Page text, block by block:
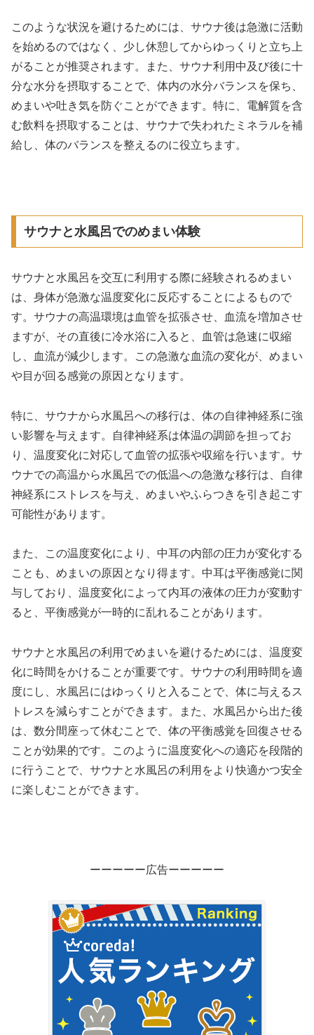
このような状況を避けるためには、サウナ後は急激に活動
を始めるのではなく、少し休憩してからゆっくりと立ち上
がることが推奨されます。また、サウナ利用中及び後に十
分な水分を摂取することで、体内の水分バランスを保ち、
めまいや吐き気を防ぐことができます。特に、電解質を含
む飲料を摂取することは、サウナで失われたミネラルを補
給し、体のバランスを整えるのに役立ちます。
サウナと水風呂でのめまい体験
サウナと水風呂を交互に利用する際に経験されるめまい
は、身体が急激な温度変化に反応することによるもので
す。サウナの高温環境は血管を拡張させ、血流を増加させ
ますが、その直後に冷水浴に入ると、血管は急速に収縮
し、血流が減少します。この急激な血流の変化が、めまい
や目が回る感覚の原因となります。
特に、サウナから水風呂への移行は、体の自律神経系に強
い影響を与えます。自律神経系は体温の調節を担ってお
り、温度変化に対応して血管の拡張や収縮を行います。サ
ウナでの高温から水風呂での低温への急激な移行は、自律
神経系にストレスを与え、めまいやふらつきを引き起こす
可能性があります。
また、この温度変化により、中耳の内部の圧力が変化する
ことも、めまいの原因となり得ます。中耳は平衡感覚に関
与しており、温度変化によって内耳の液体の圧力が変動す
ると、平衡感覚が一時的に乱れることがあります。
サウナと水風呂の利用でめまいを避けるためには、温度変
化に時間をかけることが重要です。サウナの利用時間を適
度にし、水風呂にはゆっくりと入ることで、体に与えるス
トレスを減らすことができます。また、水風呂から出た後
は、数分間座って休むことで、体の平衡感覚を回復させる
ことが効果的です。このように温度変化への適応を段階的
に行うことで、サウナと水風呂の利用をより快適かつ安全
に楽しむことができます。
ーーーーー広告ーーーーー